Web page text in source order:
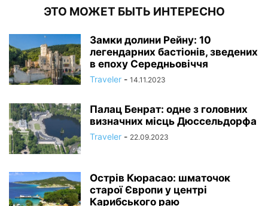
ЭТО МОЖЕТ БЫТЬ ИНТЕРЕСНО
Замки долини Рейну: 10
легендарних бастіонів, зведених
в епоху Середньовіччя
Traveler - 14.11.2023
Палац Бенрат: одне з головних
визначних місць Дюссельдорфа
Traveler - 22.09.2023
Острів Кюрасао: шматочок
старої Європи у центрі
Карибського раю